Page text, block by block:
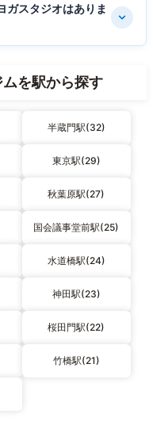
ガスタジオはありま
を駅から探す
半蔵門駅(32)
東京駅(29)
秋葉原駅(27)
国会議事堂前駅(25)
水道橋駅(24)
神田駅(23)
桜田門駅(22)
竹橋駅(21)